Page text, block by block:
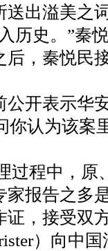
送出溢美之
史。”秦
，秦悦民
开表示华
你认为该
程中，原
报告之多
，接受双
）向中